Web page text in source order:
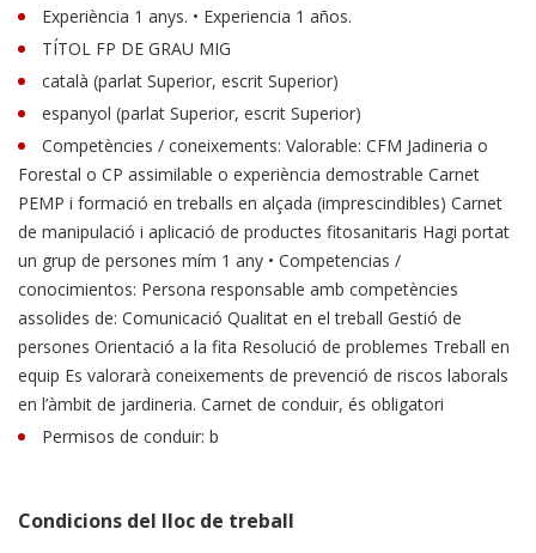
Experiència 1 anys. • Experiencia 1 años.
TÍTOL FP DE GRAU MIG
català (parlat Superior, escrit Superior)
espanyol (parlat Superior, escrit Superior)
Competències / coneixements: Valorable: CFM Jadineria o
Forestal o CP assimilable o experiència demostrable Carnet
PEMP i formació en treballs en alçada (imprescindibles) Carnet
de manipulació i aplicació de productes fitosanitaris Hagi portat
un grup de persones mím 1 any • Competencias /
conocimientos: Persona responsable amb competències
assolides de: Comunicació Qualitat en el treball Gestió de
persones Orientació a la fita Resolució de problemes Treball en
equip Es valorarà coneixements de prevenció de riscos laborals
en l’àmbit de jardineria. Carnet de conduir, és obligatori
Permisos de conduir: b
Condicions del lloc de treball